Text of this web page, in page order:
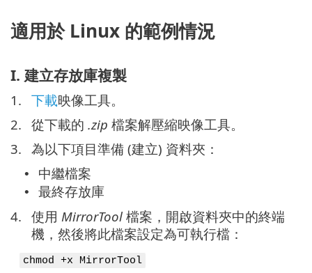
適用於 Linux 的範例情況
I. 建立存放庫複製
1. 下載映像工具。
2. 從下載的 .zip 檔案解壓縮映像工具。
3. 為以下項目準備 (建立) 資料夾：
• 中繼檔案
•
最終存放庫
4. 使用 MirrorTool 檔案，開啟資料夾中的終端
機，然後將此檔案設定為可執行檔：
chmod +x MirrorTool